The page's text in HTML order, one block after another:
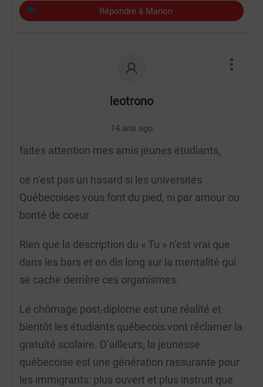
Répondre à Manon
leotrono
14 ans ago
faites attention mes amis jeunes étudiants,
ce n’est pas un hasard si les universités
Québecoises vous font du pied, ni par amour ou
bonté de coeur.
Rien que la description du « Tu » n’est vrai que
dans les bars et en dis long sur la mentalité qui
se cache derrière ces organismes.
Le chômage post-diplome est une réalité et
bientôt les étudiants québecois vont réclamer la
gratuité scolaire. D’ailleurs, la jeunesse
québecoise est une génération rassurante pour
les immigrants: plus ouvert et plus instruit que